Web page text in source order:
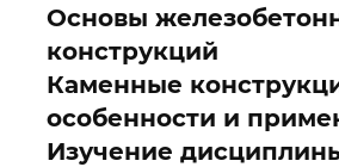
Основы
конструкций
Каменные
особенности и
Изучение